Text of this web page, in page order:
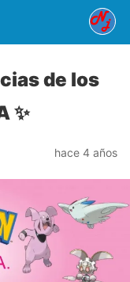
de los
✨
hace 4 años